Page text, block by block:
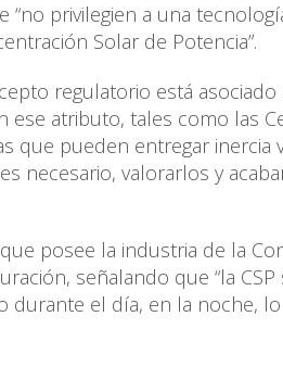
“no privilegien a una
Solar de Potencia”.
regulatorio está asociado
atributo, tales como las
que pueden entregar inercia
necesario, valorarlos y
posee la industria de la
señalando que “la
durante el día, en la noche,